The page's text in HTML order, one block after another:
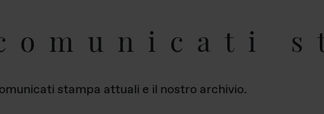
stampa attuali e il nostro archivio.